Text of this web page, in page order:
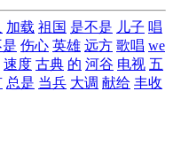
加载 祖国 是不是 儿子 唱
伤心 英雄 远方 歌唱 we
速度 古典 的 河谷 电视 五
总是 当兵 大调 献给 丰收